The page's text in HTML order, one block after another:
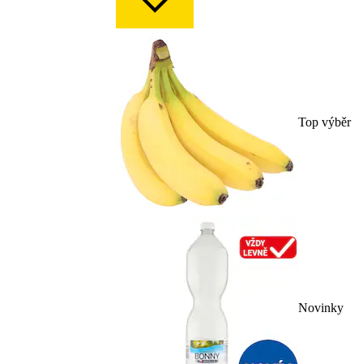
Top výběr
Novinky